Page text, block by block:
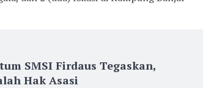
SMSI Firdaus Tegaskan,
Hak Asasi